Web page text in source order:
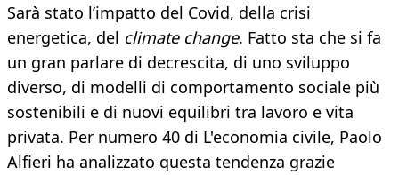
Sarà stato l’impatto del Covid, della crisi
energetica, del climate change. Fatto sta che si fa
un gran parlare di decrescita, di uno sviluppo
diverso, di modelli di comportamento sociale più
sostenibili e di nuovi equilibri tra lavoro e vita
privata. Per numero 40 di L'economia civile, Paolo
Alfieri ha analizzato questa tendenza grazie